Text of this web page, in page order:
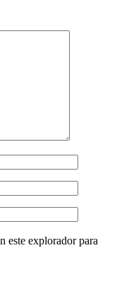
este explorador para